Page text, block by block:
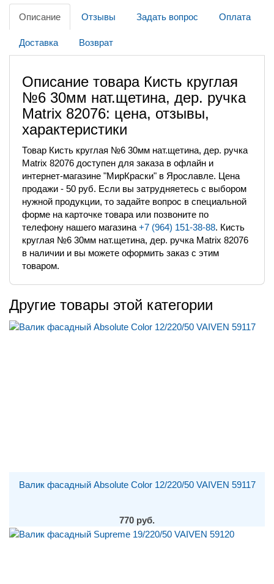
Описание Отзывы Задать вопрос Оплата
Доставка Возврат
Описание товара Кисть круглая
№6 30мм нат.щетина, дер. ручка
Matrix 82076: цена, отзывы,
характеристики
Товар Кисть круглая №6 30мм нат.щетина, дер. ручка
Matrix 82076 доступен для заказа в офлайн и
интернет-магазине "МирКраски" в Ярославле. Цена
продажи - 50 руб. Если вы затрудняетесь с выбором
нужной продукции, то задайте вопрос в специальной
форме на карточке товара или позвоните по
телефону нашего магазина +7 (964) 151-38-88. Кисть
круглая №6 30мм нат.щетина, дер. ручка Matrix 82076
в наличии и вы можете оформить заказ с этим
товаром.
Другие товары этой категории
Валик фасадный Absolute Color 12/220/50 VAIVEN 59117
770 руб.